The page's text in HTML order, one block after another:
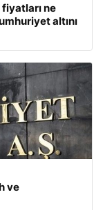
fiyatları ne
altını
ve